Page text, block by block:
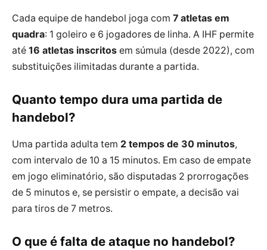
Cada equipe de handebol joga com 7 atletas em
quadra: 1 goleiro e 6 jogadores de linha. A IHF permite
até 16 atletas inscritos em súmula (desde 2022), com
substituições ilimitadas durante a partida.
Quanto tempo dura uma partida de
handebol?
Uma partida adulta tem 2 tempos de 30 minutos,
com intervalo de 10 a 15 minutos. Em caso de empate
em jogo eliminatório, são disputadas 2 prorrogações
de 5 minutos e, se persistir o empate, a decisão vai
para tiros de 7 metros.
O que é falta de ataque no handebol?